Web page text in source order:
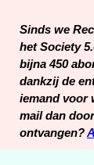
Sinds we
het Society
bijna 450
dankzij de
iemand voor
mail dan
ontvangen?